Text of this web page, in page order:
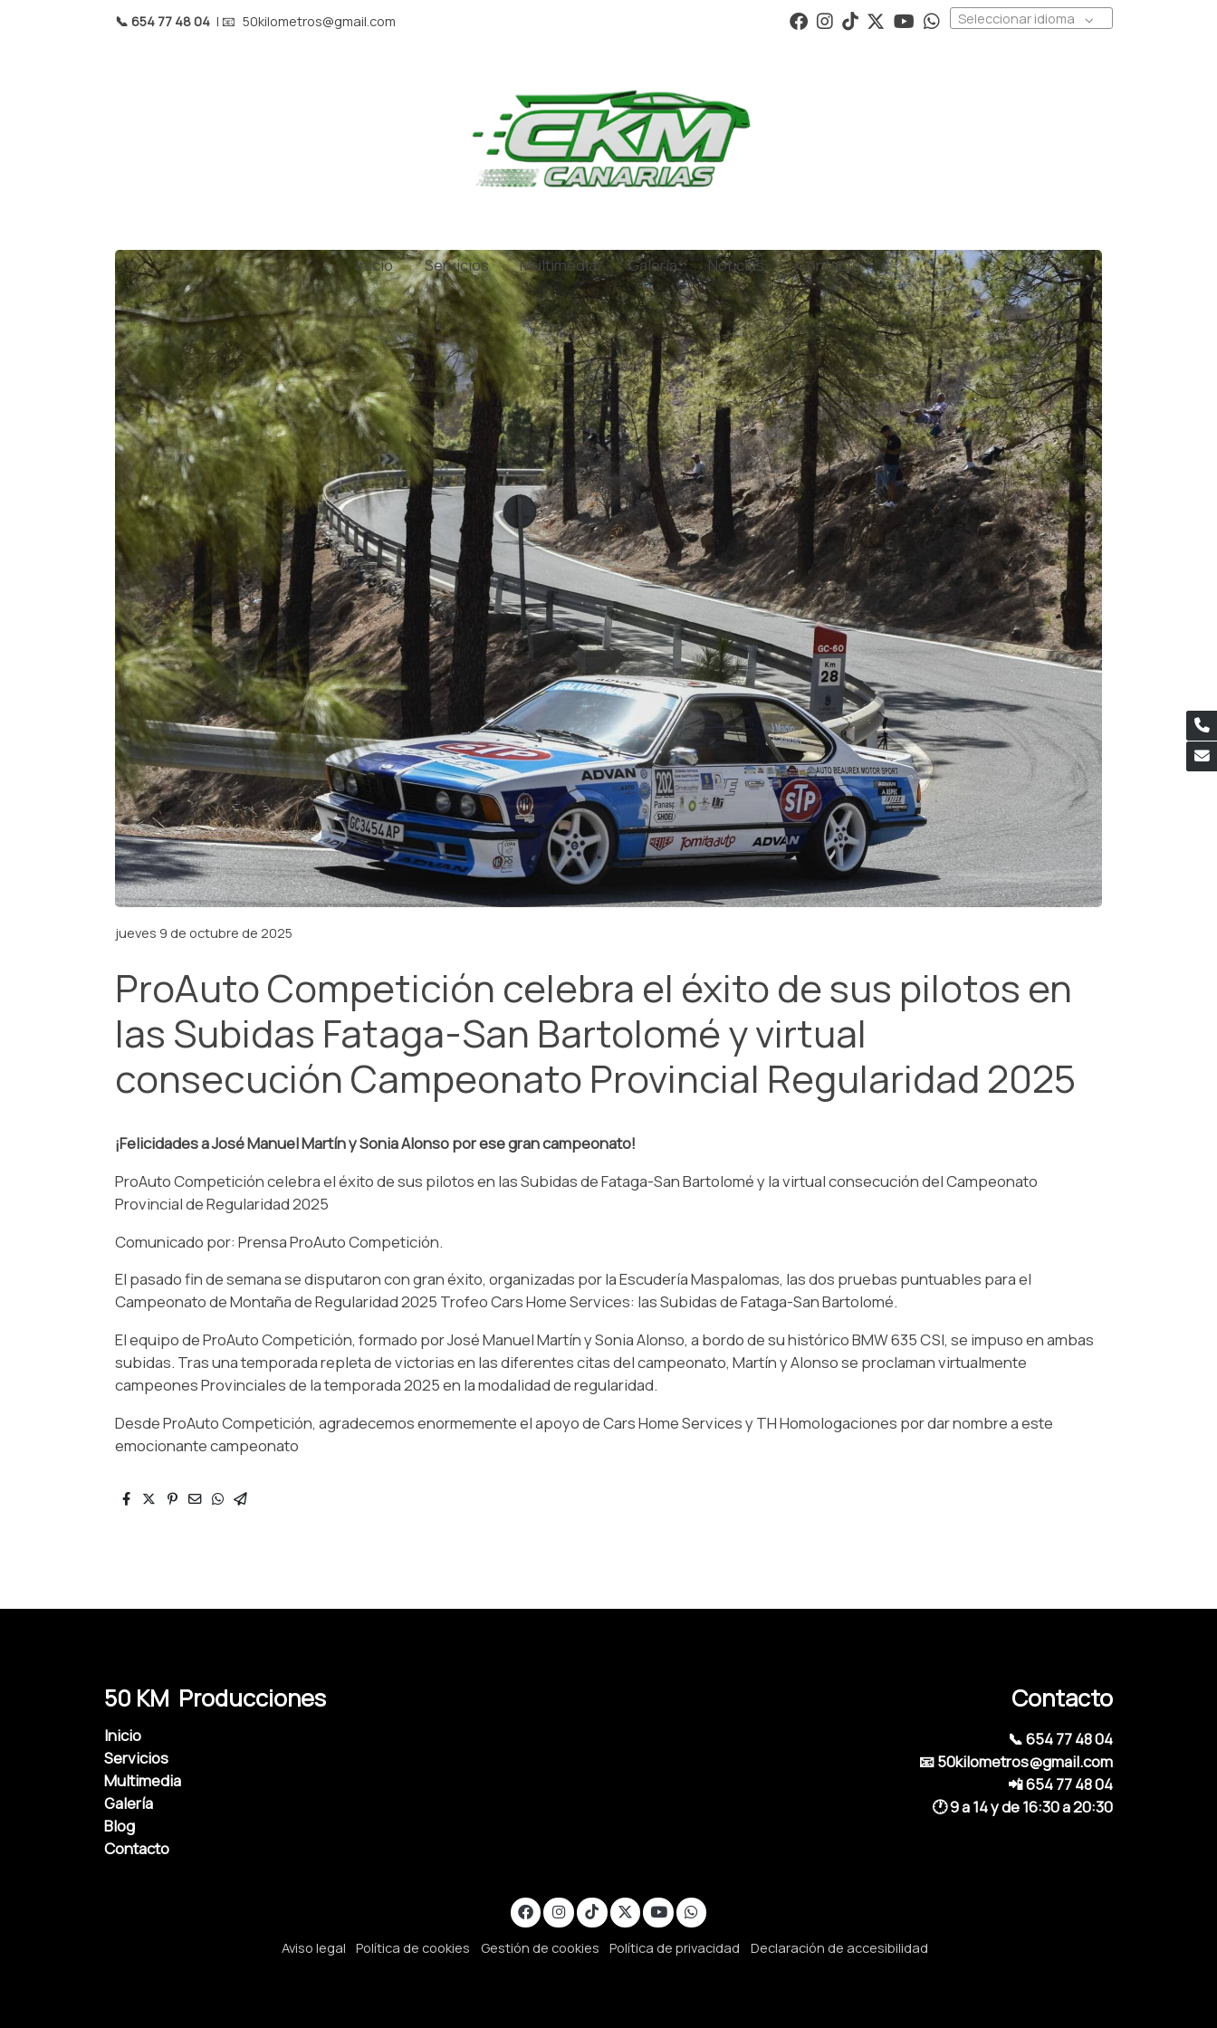
📞 654 77 48 04 | 📧 50kilometros@gmail.com Seleccionar idioma
Inicio Servicios Multimedia Galería Noticias Contacto
jueves 9 de octubre de 2025
ProAuto Competición celebra el éxito de sus pilotos en
las Subidas Fataga-San Bartolomé y virtual
consecución Campeonato Provincial Regularidad 2025
¡Felicidades a José Manuel Martín y Sonia Alonso por ese gran campeonato!
ProAuto Competición celebra el éxito de sus pilotos en las Subidas de Fataga-San Bartolomé y la virtual consecución del Campeonato
Provincial de Regularidad 2025
Comunicado por: Prensa ProAuto Competición.
El pasado fin de semana se disputaron con gran éxito, organizadas por la Escudería Maspalomas, las dos pruebas puntuables para el
Campeonato de Montaña de Regularidad 2025 Trofeo Cars Home Services: las Subidas de Fataga-San Bartolomé.
El equipo de ProAuto Competición, formado por José Manuel Martín y Sonia Alonso, a bordo de su histórico BMW 635 CSI, se impuso en ambas
subidas. Tras una temporada repleta de victorias en las diferentes citas del campeonato, Martín y Alonso se proclaman virtualmente
campeones Provinciales de la temporada 2025 en la modalidad de regularidad.
Desde ProAuto Competición, agradecemos enormemente el apoyo de Cars Home Services y TH Homologaciones por dar nombre a este
emocionante campeonato
50 KM Producciones
Inicio
Servicios
Multimedia
Galería
Blog
Contacto
Contacto
📞 654 77 48 04
📧 50kilometros@gmail.com
📲 654 77 48 04
🕐 9 a 14 y de 16:30 a 20:30
Aviso legal Política de cookies Gestión de cookies Política de privacidad Declaración de accesibilidad